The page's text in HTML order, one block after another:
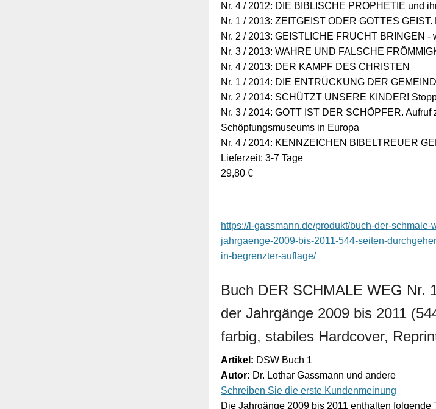
Nr. 4 / 2012: DIE BIBLISCHE PROPHETIE und
Nr. 1 / 2013: ZEITGEIST ODER GOTTES GEIST.
Nr. 2 / 2013: GEISTLICHE FRUCHT BRINGEN -
Nr. 3 / 2013: WAHRE UND FALSCHE
Nr. 4 / 2013: DER KAMPF DES CHRISTEN
Nr. 1 / 2014: DIE ENTRÜCKUNG DER
Nr. 2 / 2014: SCHÜTZT UNSERE KINDER!
Nr. 3 / 2014: GOTT IST DER SCHÖPFER. Aufruf
Schöpfungsmuseums in Europa
Nr. 4 / 2014: KENNZEICHEN BIBELTREUER
Lieferzeit: 3-7 Tage
29,80 €
https://l-gassmann.de/produkt/buch-der-
jahrgaenge-2009-bis-2011-544-seiten-
in-begrenzter-auflage/
Buch DER SCHMALE WEG Nr.
der Jahrgänge 2009 bis 2011
farbig, stabiles Hardcover,
Artikel: DSW Buch 1
Autor: Dr. Lothar Gassmann und andere
Schreiben Sie die erste Kundenmeinung
Die Jahrgänge 2009 bis 2011 enthalten folgende